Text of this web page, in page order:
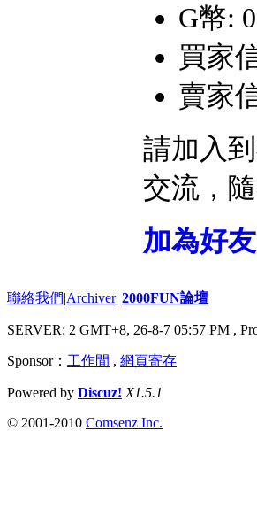
G幣: 0
買家
賣家
請加入
交流，
加為好友
聯絡我們|Archiver| 2000FUN論壇
SERVER: 2 GMT+8, 26-8-7 05:57 PM ,
Sponsor： 工作間 , 網頁寄存
Powered by Discuz! X1.5.1
© 2001-2010 Comsenz Inc.